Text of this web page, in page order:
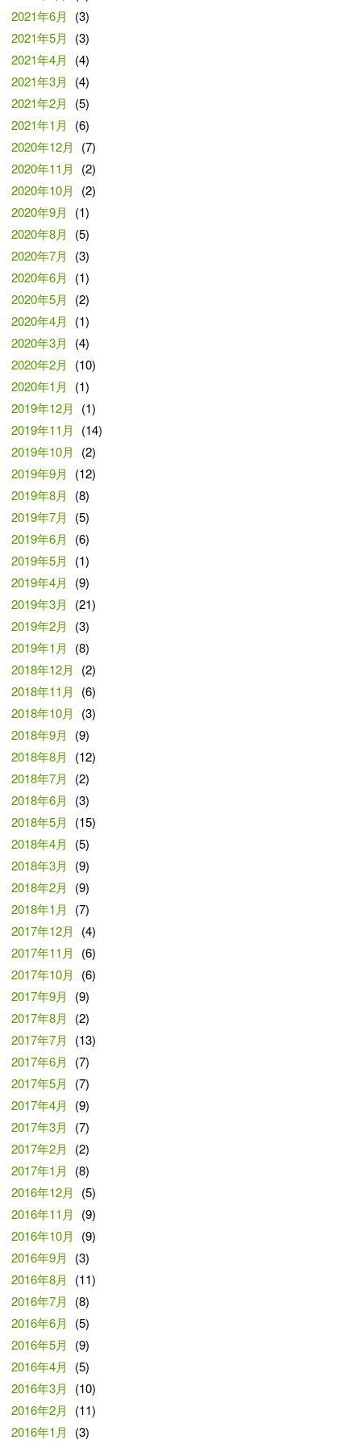
2021年6月
(3)
2021年5月
(3)
2021年4月
(4)
2021年3月
(4)
2021年2月
(5)
2021年1月
(6)
2020年12月
(7)
2020年11月
(2)
2020年10月
(2)
2020年9月
(1)
2020年8月
(5)
2020年7月
(3)
2020年6月
(1)
2020年5月
(2)
2020年4月
(1)
2020年3月
(4)
2020年2月
(10)
2020年1月
(1)
2019年12月
(1)
2019年11月
(14)
2019年10月
(2)
2019年9月
(12)
2019年8月
(8)
2019年7月
(5)
2019年6月
(6)
2019年5月
(1)
2019年4月
(9)
2019年3月
(21)
2019年2月
(3)
2019年1月
(8)
2018年12月
(2)
2018年11月
(6)
2018年10月
(3)
2018年9月
(9)
2018年8月
(12)
2018年7月
(2)
2018年6月
(3)
2018年5月
(15)
2018年4月
(5)
2018年3月
(9)
2018年2月
(9)
2018年1月
(7)
2017年12月
(4)
2017年11月
(6)
2017年10月
(6)
2017年9月
(9)
2017年8月
(2)
2017年7月
(13)
2017年6月
(7)
2017年5月
(7)
2017年4月
(9)
2017年3月
(7)
2017年2月
(2)
2017年1月
(8)
2016年12月
(5)
2016年11月
(9)
2016年10月
(9)
2016年9月
(3)
2016年8月
(11)
2016年7月
(8)
2016年6月
(5)
2016年5月
(9)
2016年4月
(5)
2016年3月
(10)
2016年2月
(11)
2016年1月
(3)